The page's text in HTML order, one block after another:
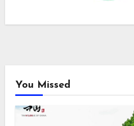
You Missed